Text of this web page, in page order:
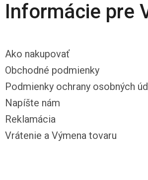
Informácie pre
Ako nakupovať
Obchodné podmienky
Podmienky ochrany osobných
Napíšte nám
Reklamácia
Vrátenie a Výmena tovaru